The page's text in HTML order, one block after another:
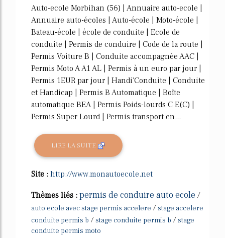
Auto-ecole Morbihan (56) | Annuaire auto-ecole |
Annuaire auto-écoles | Auto-école | Moto-école |
Bateau-école | école de conduite | Ecole de
conduite | Permis de conduire | Code de la route |
Permis Voiture B | Conduite accompagnée AAC |
Permis Moto A A1 AL | Permis à un euro par jour |
Permis 1EUR par jour | Handi'Conduite | Conduite
et Handicap | Permis B Automatique | Boîte
automatique BEA | Permis Poids-lourds C E(C) |
Permis Super Lourd | Permis transport en...
LIRE LA SUITE
Site : http://www.monautoecole.net
Thèmes liés : permis de conduire auto ecole /
auto ecole avec stage permis accelere /stage accelere
conduite permis b /stage conduite permis b /stage
conduite permis moto